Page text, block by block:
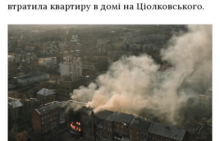
втратила квартиру в домі на Ціолковського.